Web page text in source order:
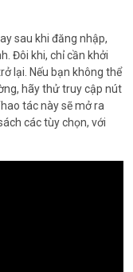
sau khi đăng nhập,
Đôi khi, chỉ cần khởi
lại. Nếu bạn không thể
hãy thử truy cập nút
tác này sẽ mở ra
các tùy chọn, với